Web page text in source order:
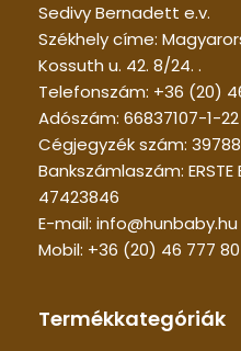
Sedivy Bernadett e.v.
Székhely címe:
Kossuth u. 42. 8/24. .
Telefonszám: +36 (20)
Adószám: 66837107-1-22
Cégjegyzék szám:
Bankszámlaszám:
47423846
E-mail: info@hunbaby.hu
Mobil: +36 (20) 46 777 80
Termékkategóriák